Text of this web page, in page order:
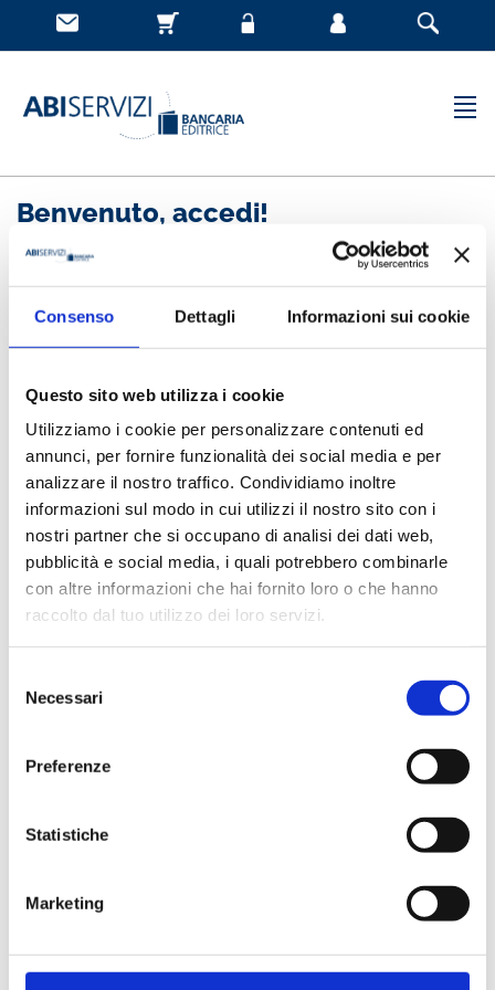
Consenso Dettagli Informazioni sui cookie
Questo sito web utilizza i cookie
Utilizziamo i cookie per personalizzare contenuti ed
annunci, per fornire funzionalità dei social media e per
analizzare il nostro traffico. Condividiamo inoltre
informazioni sul modo in cui utilizzi il nostro sito con i
nostri partner che si occupano di analisi dei dati web,
pubblicità e social media, i quali potrebbero combinarle
con altre informazioni che hai fornito loro o che hanno
raccolto dal tuo utilizzo dei loro servizi.
delNecessari
Preferenze
Statistiche
Marketing
Benvenuto, accedi!
la storia degli acquisti effettuati
Cliente già registrato